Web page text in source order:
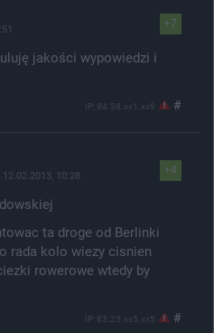
+7
jakości wypowiedzi i
IP: 84.38.xx1.xx9 #
+4
12.02.2013, 10:28
ta droge od Berlinki
rada kolo wiezy cisnien
rowerowe wtedy by
IP: 83.25.xx5.xx5 #